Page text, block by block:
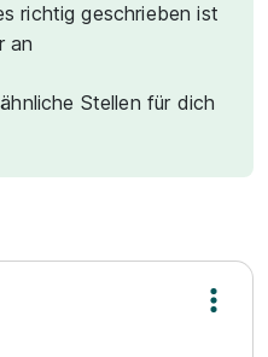
richtig geschrieben ist
an
Stellen für dich